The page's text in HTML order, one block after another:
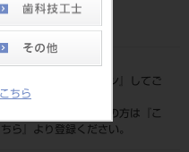
ちら
JAN/EANコード
標準価格
ログイン
』してご
覧ください。
ネット会員登録がまだの方は『
こ
ちら
』より登録ください。